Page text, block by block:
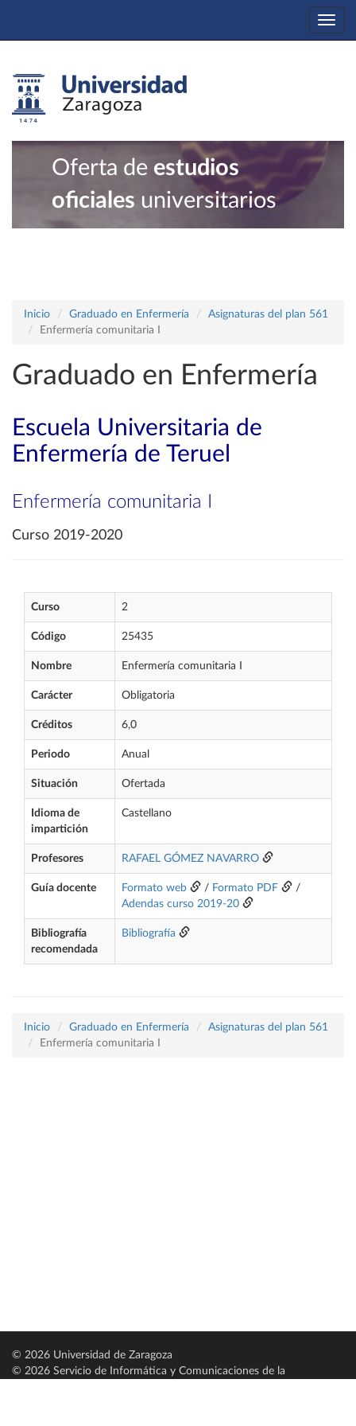
Oferta de estudios
oficiales universitarios
Inicio Graduado en Enfermería
Asignaturas del plan 561
Enfermería comunitaria I
Graduado en Enfermería
Escuela Universitaria de
Enfermería de Teruel
Enfermería comunitaria I
Curso 2019-2020
Curso 2
Código 25435
Nombre Enfermería comunitaria I
Carácter Obligatoria
Créditos 6,0
Periodo Anual
Situación Ofertada
Idioma de
impartición
Castellano
Profesores RAFAEL GÓMEZ NAVARRO
Guía docente Formato web / Formato PDF
/
Adendas curso 2019-20
Bibliografía
recomendada
Bibliografía
Inicio Graduado en Enfermería
Asignaturas del plan 561
Enfermería comunitaria I
© 2026 Universidad de Zaragoza
© 2026 Servicio de Informática y Comunicaciones de la